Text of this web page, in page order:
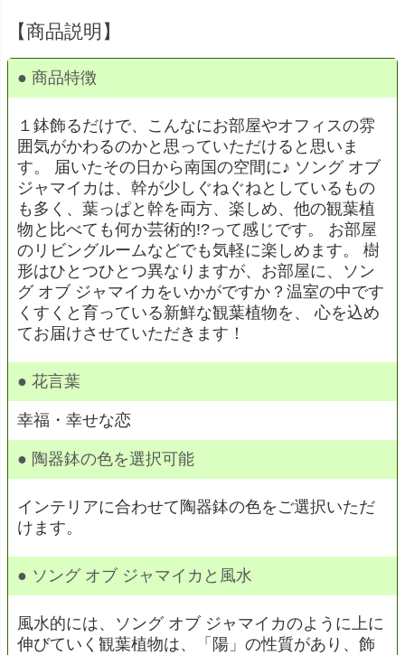
【商品説明】
● 商品特徴
１鉢飾るだけで、こんなにお部屋やオフィスの雰
囲気がかわるのかと思っていただけると思いま
す。 届いたその日から南国の空間に♪ ソング オブ
ジャマイカは、幹が少しぐねぐねとしているもの
も多く、葉っぱと幹を両方、楽しめ、他の観葉植
物と比べても何か芸術的!?って感じです。 お部屋
のリビングルームなどでも気軽に楽しめます。 樹
形はひとつひとつ異なりますが、お部屋に、ソン
グ オブ ジャマイカをいかがですか？温室の中です
くすくと育っている新鮮な観葉植物を、 心を込め
てお届けさせていただきます！
● 花言葉
幸福・幸せな恋
● 陶器鉢の色を選択可能
インテリアに合わせて陶器鉢の色をご選択いただ
けます。
● ソング オブ ジャマイカと風水
風水的には、ソング オブ ジャマイカのように上に
伸びていく観葉植物は、「陽」の性質があり、飾